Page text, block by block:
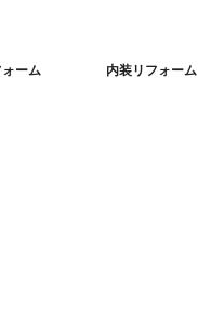
ーム 内装リフォーム